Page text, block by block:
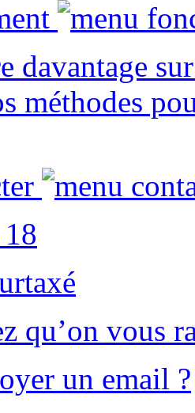
davantage
méthodes
qu’on vous
un email ?